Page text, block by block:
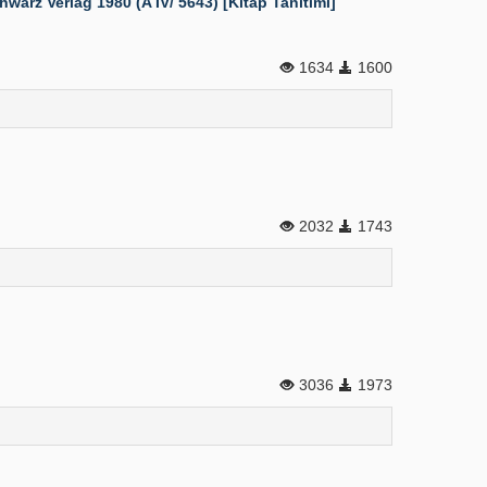
1634 1600
2032 1743
3036 1973